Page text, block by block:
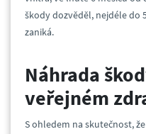
škody dozvěděl, nejdéle do
zaniká.
Náhrada
veřejném
S ohledem na skutečnost,